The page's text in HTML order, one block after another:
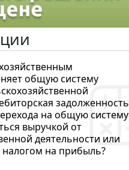
общую систему
задолженность
на общую систему
выручкой от
деятельности или
на прибыль?